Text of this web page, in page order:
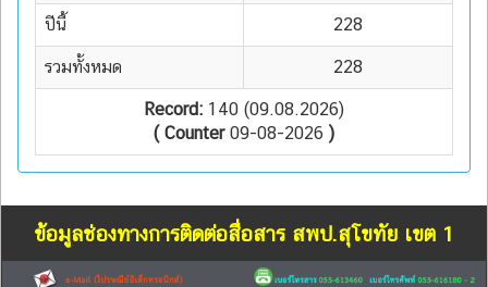
ปีนี้ 228
รวมทั้งหมด 228
Record: 140 (09.08.2026)
( Counter09-08-2026 )
ข้อมูลช่องทางการติดต่อสื่อสาร สพป.สุโขทัย เขต 1